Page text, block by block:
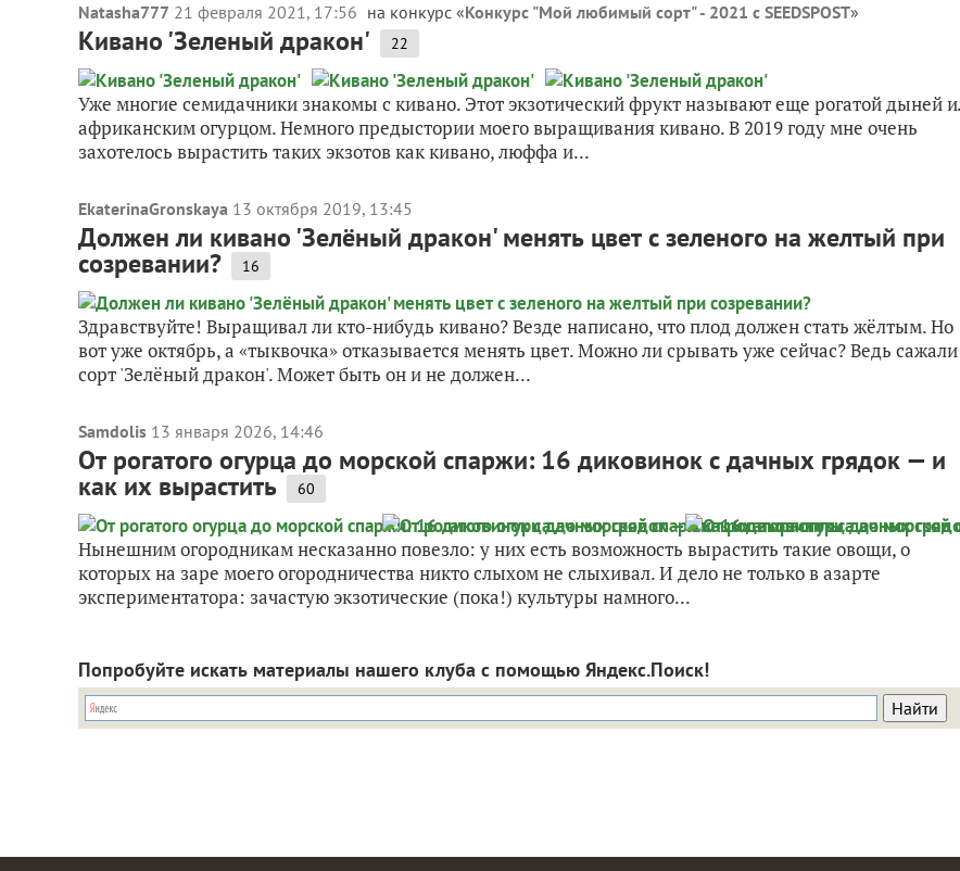
Natasha777 21 февраля 2021, 17:56 на конкурс «Конкурс "Мой любимый сорт" - 2021 с SEEDSPOST»
Кивано 'Зеленый дракон' 22
Уже многие семидачники знакомы с кивано. Этот экзотический фрукт называют еще рогатой дыней
африканским огурцом. Немного предыстории моего выращивания кивано. В 2019 году мне очень
захотелось вырастить таких экзотов как кивано, люффа и...
EkaterinaGronskaya 13 октября 2019, 13:45
Должен ли кивано 'Зелёный дракон' менять цвет с зеленого на желтый при
созревании? 16
Здравствуйте! Выращивал ли кто-нибудь кивано? Везде написано, что плод должен стать жёлтым. Но
вот уже октябрь, а «тыквочка» отказывается менять цвет. Можно ли срывать уже сейчас? Ведь сажали
сорт 'Зелёный дракон'. Может быть он и не должен...
Samdolis 13 января 2026, 14:46
От рогатого огурца до морской спаржи: 16 диковинок с дачных грядок — и
как их вырастить 60
Нынешним огородникам несказанно повезло: у них есть возможность вырастить такие овощи, о
которых на заре моего огородничества никто слыхом не слыхивал. И дело не только в азарте
экспериментатора: зачастую экзотические (пока!) культуры намного...
Попробуйте искать материалы нашего клуба с помощью Яндекс.Поиск!